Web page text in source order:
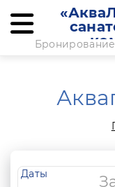
Даты